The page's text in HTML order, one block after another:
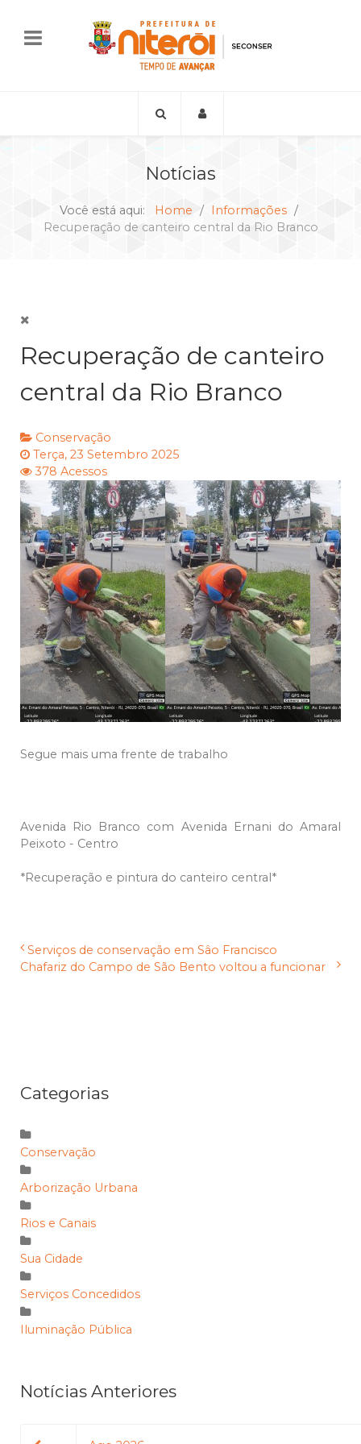
Notícias
Você está aqui: Home
Informações
Recuperação de canteiro central da Rio Branco
Recuperação de canteiro
central da Rio Branco
Conservação
Terça, 23 Setembro 2025
378 Acessos
Segue mais uma frente de trabalho
Avenida Rio Branco com Avenida Ernani do Amaral
Peixoto - Centro
*Recuperação e pintura do canteiro central*
Serviços de conservação em Sâo Francisco
Chafariz do Campo de São Bento voltou a funcionar
Categorias
Conservação
Arborização Urbana
Rios e Canais
Sua Cidade
Serviços Concedidos
Iluminação Pública
Notícias Anteriores